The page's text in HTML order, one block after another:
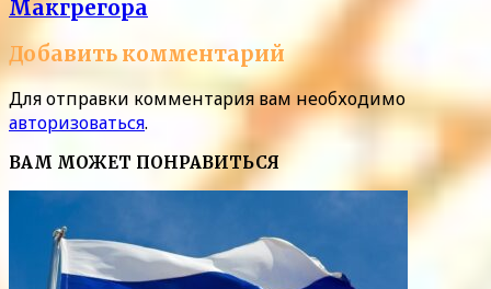
Макгрегора
Добавить комментарий
Для отправки комментария вам необходимо
авторизоваться.
ВАМ МОЖЕТ ПОНРАВИТЬСЯ